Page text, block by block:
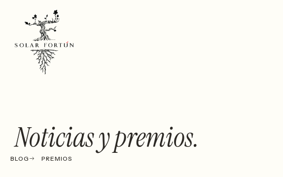
Noticias y premios.
BLOG PREMIOS